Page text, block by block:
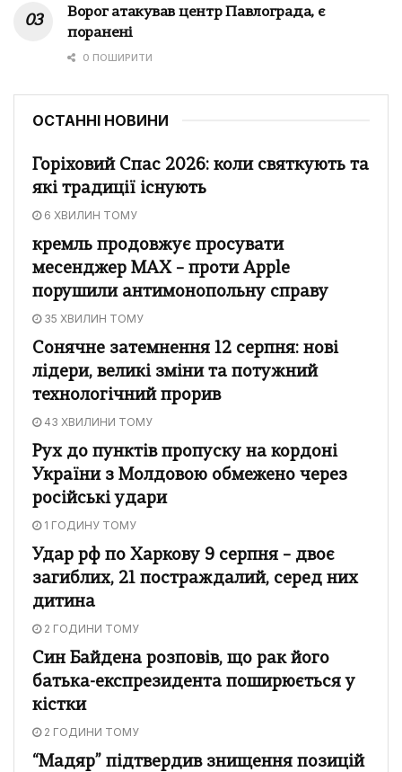
Ворог атакував центр Павлограда, є
поранені
0 ПОШИРИТИ
ОСТАННІ НОВИНИ
Горіховий Спас 2026: коли святкують та
які традиції існують
6 ХВИЛИН ТОМУ
кремль продовжує просувати
месенджер MAX – проти Apple
порушили антимонопольну справу
35 ХВИЛИН ТОМУ
Сонячне затемнення 12 серпня: нові
лідери, великі зміни та потужний
технологічний прорив
43 ХВИЛИНИ ТОМУ
Рух до пунктів пропуску на кордоні
України з Молдовою обмежено через
російські удари
1 ГОДИНУ ТОМУ
Удар рф по Харкову 9 серпня – двоє
загиблих, 21 постраждалий, серед них
дитина
2 ГОДИНИ ТОМУ
Син Байдена розповів, що рак його
батька-експрезидента поширюється у
кістки
2 ГОДИНИ ТОМУ
“Мадяр” підтвердив знищення позицій